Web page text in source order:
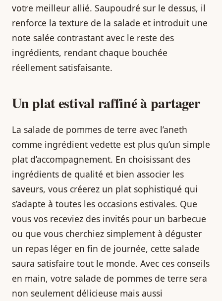
votre meilleur allié. Saupoudré sur le dessus, il
renforce la texture de la salade et introduit une
note salée contrastant avec le reste des
ingrédients, rendant chaque bouchée
réellement satisfaisante.
Un plat estival raffiné à partager
La salade de pommes de terre avec l’aneth
comme ingrédient vedette est plus qu’un simple
plat d’accompagnement. En choisissant des
ingrédients de qualité et bien associer les
saveurs, vous créerez un plat sophistiqué qui
s’adapte à toutes les occasions estivales. Que
vous vos receviez des invités pour un barbecue
ou que vous cherchiez simplement à déguster
un repas léger en fin de journée, cette salade
saura satisfaire tout le monde. Avec ces conseils
en main, votre salade de pommes de terre sera
non seulement délicieuse mais aussi